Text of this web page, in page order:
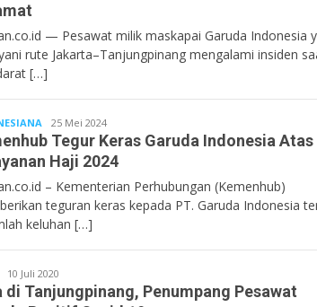
— Pesawat milik maskapai Garuda Indonesia
rute Jakarta–Tanjungpinang mengalami insiden
[…]
Bentan.co.id
25 Mei 2024
Tegur Keras Garuda Indonesia Atas
Haji 2024
– Kementerian Perhubungan (Kemenhub)
teguran keras kepada PT. Garuda Indonesia
keluhan […]
Bentan.co.id
10 Juli 2020
di Tanjungpinang, Penumpang Pesawat